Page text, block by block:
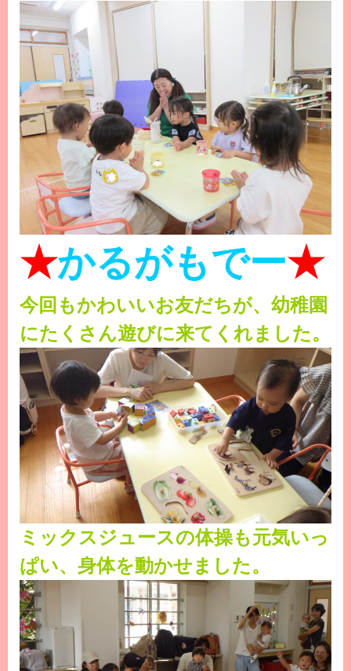
★かるがもでー★
今回もかわいいお友だちが、幼稚園
にたくさん遊びに来てくれました。
ミックスジュースの体操も元気いっ
ぱい、身体を動かせました。